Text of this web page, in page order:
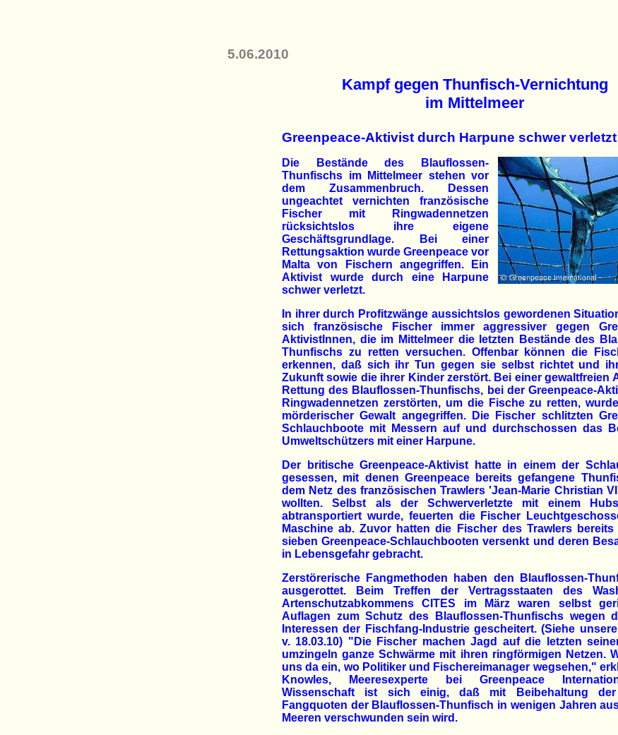
5.06.2010
Kampf gegen Thunfisch-Vernichtung
im Mittelmeer
Greenpeace-Aktivist durch Harpune schwer verletzt
Die Bestände des Blauflossen-
Thunfischs im Mittelmeer stehen vor
dem Zusammenbruch. Dessen
ungeachtet vernichten französische
Fischer mit Ringwadennetzen
rücksichtslos ihre eigene
Geschäftsgrundlage. Bei einer
Rettungsaktion wurde Greenpeace vor
Malta von Fischern angegriffen. Ein
Aktivist wurde durch eine Harpune
schwer verletzt.
In ihrer durch Profitzwänge aussichtslos gewordenen
sich französische Fischer immer aggressiver gegen
AktivistInnen, die im Mittelmeer die letzten Bestände des
Thunfischs zu retten versuchen. Offenbar können die
erkennen, daß sich ihr Tun gegen sie selbst richtet und
Zukunft sowie die ihrer Kinder zerstört. Bei einer gewaltfreien
Rettung des Blauflossen-Thunfischs, bei der Greenpeace-
Ringwadennetzen zerstörten, um die Fische zu retten,
mörderischer Gewalt angegriffen. Die Fischer schlitzten
Schlauchboote mit Messern auf und durchschossen das
Umweltschützers mit einer Harpune.
Der britische Greenpeace-Aktivist hatte in einem der
gesessen, mit denen Greenpeace bereits gefangene
dem Netz des französischen Trawlers 'Jean-Marie Christian
wollten. Selbst als der Schwerverletzte mit einem
abtransportiert wurde, feuerten die Fischer
Maschine ab. Zuvor hatten die Fischer des Trawlers bereits
sieben Greenpeace-Schlauchbooten versenkt und deren
in Lebensgefahr gebracht.
Zerstörerische Fangmethoden haben den Blauflossen-
ausgerottet. Beim Treffen der Vertragsstaaten des
Artenschutzabkommens CITES im März waren selbst
Auflagen zum Schutz des Blauflossen-Thunfischs wegen
Interessen der Fischfang-Industrie gescheitert. (Siehe
v. 18.03.10) "Die Fischer machen Jagd auf die letzten
umzingeln ganze Schwärme mit ihren ringförmigen Netzen.
uns da ein, wo Politiker und Fischereimanager wegsehen,"
Knowles, Meeresexperte bei Greenpeace
Wissenschaft ist sich einig, daß mit Beibehaltung der
Fangquoten der Blauflossen-Thunfisch in wenigen Jahren
Meeren verschwunden sein wird.